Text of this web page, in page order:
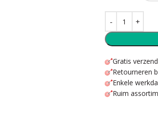
Gratis
Retourneren
Enkele
Ruim